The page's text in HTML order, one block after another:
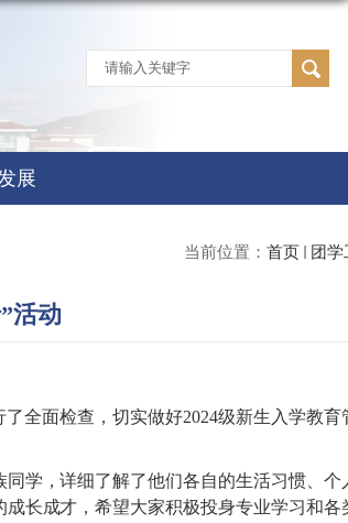
展
当前位置： 首页 团学
活动
全面检查，切实做好2024级新生入学教育
学，详细了解了他们各自的生活习惯、个
长成才，希望大家积极投身专业学习和各